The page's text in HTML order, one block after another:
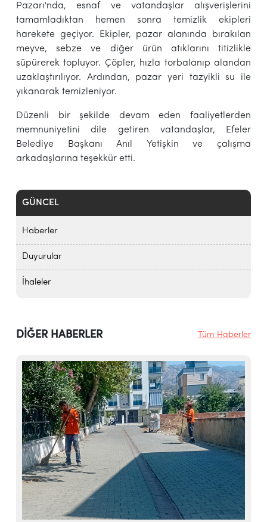
GÜNCEL
Haberler
Duyurular
İhaleler
Pazarı'nda, esnaf ve vatandaşlar alışverişlerini
tamamladıktan hemen sonra temizlik ekipleri
harekete geçiyor. Ekipler, pazar alanında bırakılan
meyve, sebze ve diğer ürün atıklarını titizlikle
süpürerek topluyor. Çöpler, hızla torbalanıp alandan
uzaklaştırılıyor. Ardından, pazar yeri tazyikli su ile
yıkanarak temizleniyor.
Düzenli bir şekilde devam eden faaliyetlerden
memnuniyetini dile getiren vatandaşlar, Efeler
Belediye Başkanı Anıl Yetişkin ve çalışma
arkadaşlarına teşekkür etti.
DİĞER HABERLER Tüm Haberler